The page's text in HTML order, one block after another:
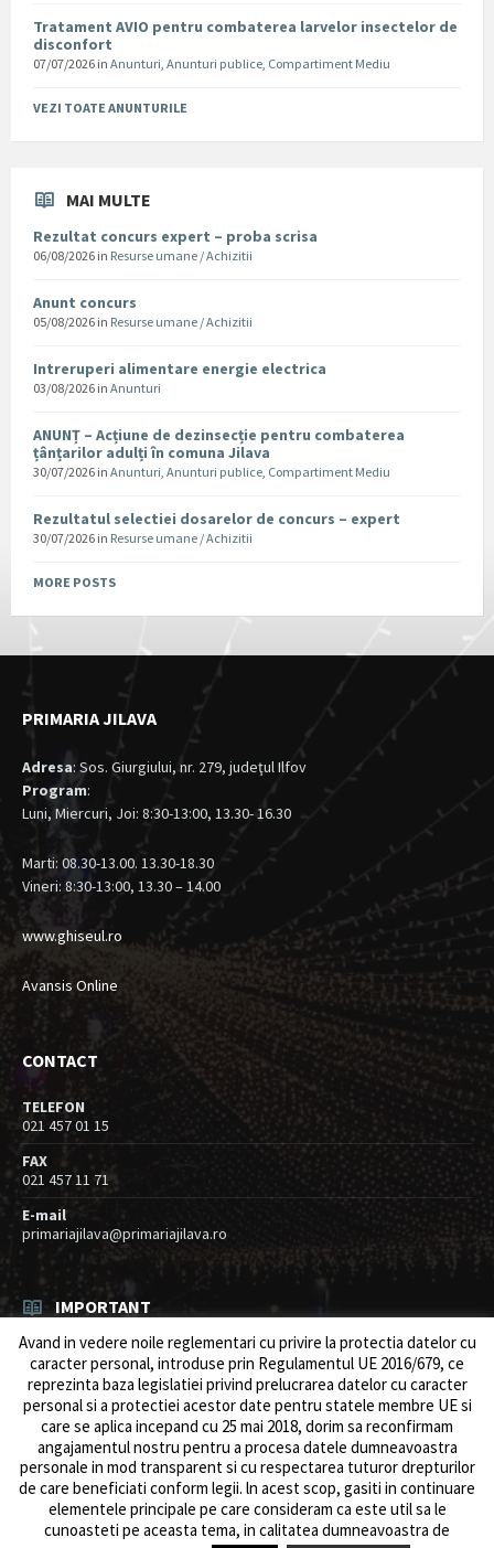
Tratament AVIO pentru combaterea larvelor insectelor de
disconfort
07/07/2026 in Anunturi, Anunturi publice, Compartiment Mediu
VEZI TOATE ANUNTURILE
MAI MULTE
Rezultat concurs expert – proba scrisa
06/08/2026 in Resurse umane / Achizitii
Anunt concurs
05/08/2026 in Resurse umane / Achizitii
Intreruperi alimentare energie electrica
03/08/2026 in Anunturi
ANUNȚ – Acțiune de dezinsecție pentru combaterea
țânțarilor adulți în comuna Jilava
30/07/2026 in Anunturi, Anunturi publice, Compartiment Mediu
Rezultatul selectiei dosarelor de concurs – expert
30/07/2026 in Resurse umane / Achizitii
MORE POSTS
PRIMARIA JILAVA
Adresa: Sos. Giurgiului, nr. 279, judeţul Ilfov
Program:
Luni, Miercuri, Joi: 8:30-13:00, 13.30- 16.30
Marti: 08.30-13.00. 13.30-18.30
Vineri: 8:30-13:00, 13.30 – 14.00
www.ghiseul.ro
Avansis Online
CONTACT
TELEFON
021 457 01 15
FAX
021 457 11 71
E-mail
primariajilava@primariajilava.ro
IMPORTANT
Rezultat concurs expert – proba scrisa
06/08/2026 inResurse umane / Achizitii
Anunt concurs
05/08/2026 Resurse umane / Achizitii
© 2026 Primăria Comunei Jilava. Dev byows.ro
Avand in vedere noile reglementari cu privire la protectia datelor cu
caracter personal, introduse prin Regulamentul UE 2016/679, ce
reprezinta baza legislatiei privind prelucrarea datelor cu caracter
personal si a protectiei acestor date pentru statele membre UE si
care se aplica incepand cu 25 mai 2018, dorim sa reconfirmam
angajamentul nostru pentru a procesa datele dumneavoastra
personale in mod transparent si cu respectarea tuturor drepturilor
de care beneficiati conform legii. ln acest scop, gasiti in continuare
elementele principale pe care consideram ca este util sa le
cunoasteti pe aceasta tema, in calitatea dumneavoastra de